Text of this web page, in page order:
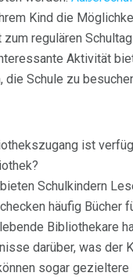
Kind die
regulären
Aktivität
die Schule zu
ist
Schulkindern
häufig Bücher
Bibliothekare
darüber, was der
sogar gezieltere